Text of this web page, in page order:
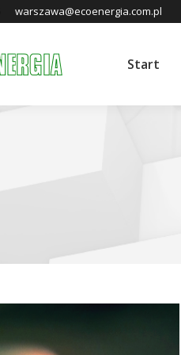
warszawa@ecoenergia.com.pl
Start